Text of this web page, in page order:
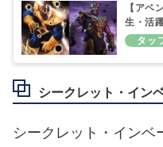
【アベ
生・活
シークレット・イン
シークレット・インベ